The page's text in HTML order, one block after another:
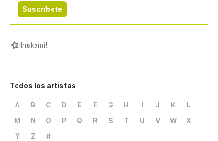
Suscríbete
IInukami!
Todos los artistas
A B C D E F G H I J K
L
M
N O P Q R S T U V W
X
Y
Z #